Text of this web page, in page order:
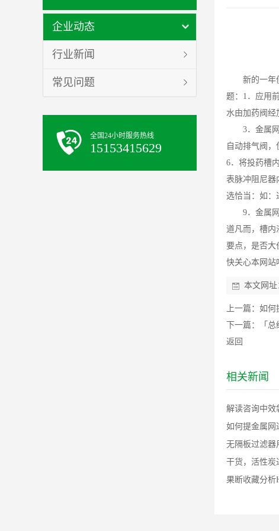
企业动态
行业新闻
常见问题
全国24小时服务热线
15153415629
新的一年
题：1．应用
水由加药阀经
3．金属
自动排气阀
6．将投药槽
表脉冲阻尼器
选恰当：如：
9．金属
道凡而，槽内
要点，是否大
快关心本网站
本文网址
上一篇： 如何
下一篇：
「
返回
相关新闻
解读咨询中效
如何提金属网
无隔板过滤器
干货，活性炭
果断收藏分析